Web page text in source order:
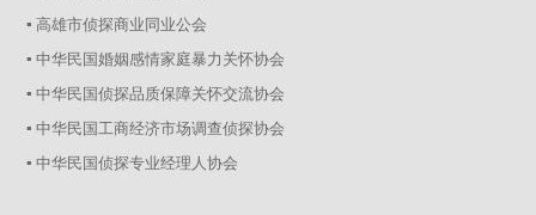
▪ 高雄市侦探商业同业公会
▪ 中华民国婚姻感情家庭暴力关怀协会
▪ 中华民国侦探品质保障关怀交流协会
▪ 中华民国工商经济市场调查侦探协会
▪ 中华民国侦探专业经理人协会